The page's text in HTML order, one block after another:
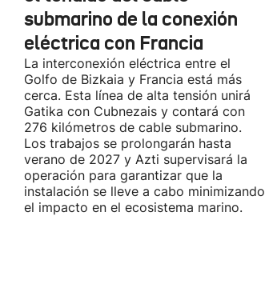
submarino de la conexión
eléctrica con Francia
La interconexión eléctrica entre el
Golfo de Bizkaia y Francia está más
cerca. Esta línea de alta tensión unirá
Gatika con Cubnezais y contará con
276 kilómetros de cable submarino.
Los trabajos se prolongarán hasta
verano de 2027 y Azti supervisará la
operación para garantizar que la
instalación se lleve a cabo minimizando
el impacto en el ecosistema marino.